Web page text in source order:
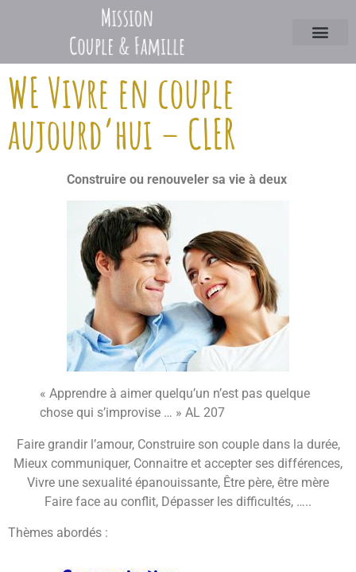
WE Vivre en couple
aujourd’hui – CLER
Construire ou renouveler sa vie à deux
« Apprendre à aimer quelqu’un n’est pas quelque
chose qui s’improvise … » AL 207
Faire grandir l’amour, Construire son couple dans la durée,
Mieux communiquer, Connaitre et accepter ses différences,
Vivre une sexualité épanouissante, Être père, être mère
Faire face au conflit, Dépasser les difficultés, …..
Thèmes abordés :